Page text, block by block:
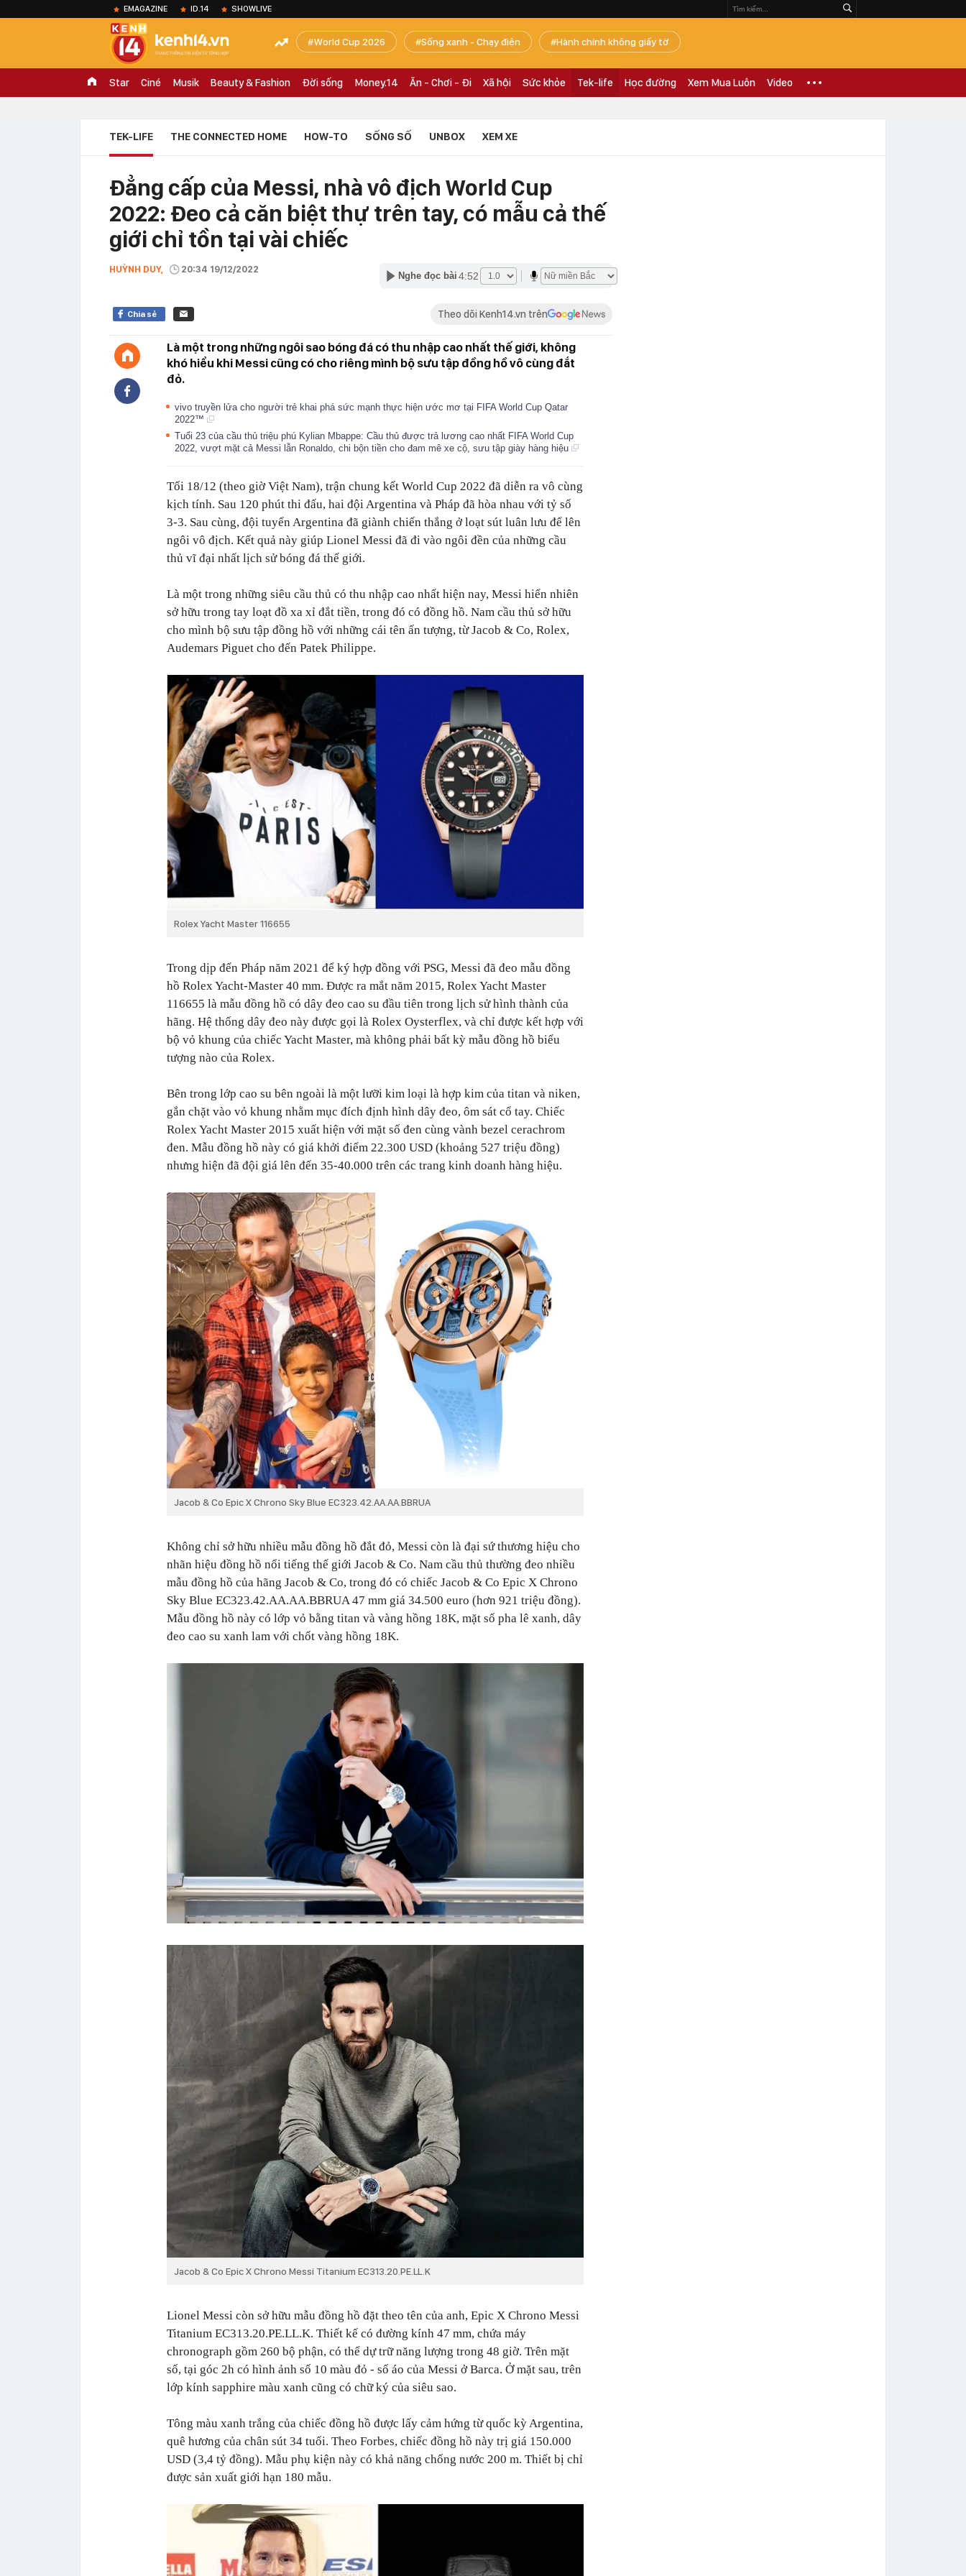
EMAGAZINE ID.14 SHOWLIVE
World Cup 2026 Sống xanh - Chạy điện Hành chính không giấy tờ
Star Ciné Musik Beauty & Fashion Đời sống Money.14 Ăn - Chơi - Đi Xã hội Sức khỏe Tek-life Học đường Xem Mua Luôn Video
TEK-LIFE THE CONNECTED HOME HOW-TO SỐNG SỐ UNBOX XEM XE
Đẳng cấp của Messi, nhà vô địch World Cup
2022: Đeo cả căn biệt thự trên tay, có mẫu cả thế
giới chỉ tồn tại vài chiếc
HUỲNH DUY, 20:34 19/12/2022
Nghe đọc bài 4:52
Chia sẻ Theo dõi Kenh14.vn trên
Là một trong những ngôi sao bóng đá có thu nhập cao nhất thế giới, không
khó hiểu khi Messi cũng có cho riêng mình bộ sưu tập đồng hồ vô cùng đắt
đỏ.
vivo truyền lửa cho người trẻ khai phá sức mạnh thực hiện ước mơ tại FIFA World Cup Qatar
2022™
Tuổi 23 của cầu thủ triệu phú Kylian Mbappe: Cầu thủ được trả lương cao nhất FIFA World Cup
2022, vượt mặt cả Messi lẫn Ronaldo, chi bộn tiền cho đam mê xe cộ, sưu tập giày hàng hiệu
Tối 18/12 (theo giờ Việt Nam), trận chung kết World Cup 2022 đã diễn ra vô cùng
kịch tính. Sau 120 phút thi đấu, hai đội Argentina và Pháp đã hòa nhau với tỷ số
3-3. Sau cùng, đội tuyển Argentina đã giành chiến thắng ở loạt sút luân lưu để lên
ngôi vô địch. Kết quả này giúp Lionel Messi đã đi vào ngôi đền của những cầu
thủ vĩ đại nhất lịch sử bóng đá thế giới.
Là một trong những siêu cầu thủ có thu nhập cao nhất hiện nay, Messi hiển nhiên
sở hữu trong tay loạt đồ xa xỉ đắt tiền, trong đó có đồng hồ. Nam cầu thủ sở hữu
cho mình bộ sưu tập đồng hồ với những cái tên ấn tượng, từ Jacob & Co, Rolex,
Audemars Piguet cho đến Patek Philippe.
Rolex Yacht Master 116655
Trong dịp đến Pháp năm 2021 để ký hợp đồng với PSG, Messi đã đeo mẫu đồng
hồ Rolex Yacht-Master 40 mm. Được ra mắt năm 2015, Rolex Yacht Master
116655 là mẫu đồng hồ có dây đeo cao su đầu tiên trong lịch sử hình thành của
hãng. Hệ thống dây đeo này được gọi là Rolex Oysterflex, và chỉ được kết hợp với
bộ vỏ khung của chiếc Yacht Master, mà không phải bất kỳ mẫu đồng hồ biểu
tượng nào của Rolex.
Bên trong lớp cao su bên ngoài là một lưỡi kim loại là hợp kim của titan và niken,
gắn chặt vào vỏ khung nhằm mục đích định hình dây đeo, ôm sát cổ tay. Chiếc
Rolex Yacht Master 2015 xuất hiện với mặt số đen cùng vành bezel cerachrom
đen. Mẫu đồng hồ này có giá khởi điểm 22.300 USD (khoảng 527 triệu đồng)
nhưng hiện đã đội giá lên đến 35-40.000 trên các trang kinh doanh hàng hiệu.
Jacob & Co Epic X Chrono Sky Blue EC323.42.AA.AA.BBRUA
Không chỉ sở hữu nhiều mẫu đồng hồ đắt đỏ, Messi còn là đại sứ thương hiệu cho
nhãn hiệu đồng hồ nổi tiếng thế giới Jacob & Co. Nam cầu thủ thường đeo nhiều
mẫu đồng hồ của hãng Jacob & Co, trong đó có chiếc Jacob & Co Epic X Chrono
Sky Blue EC323.42.AA.AA.BBRUA 47 mm giá 34.500 euro (hơn 921 triệu đồng).
Mẫu đồng hồ này có lớp vỏ bằng titan và vàng hồng 18K, mặt số pha lê xanh, dây
đeo cao su xanh lam với chốt vàng hồng 18K.
Jacob & Co Epic X Chrono Messi Titanium EC313.20.PE.LL.K
Lionel Messi còn sở hữu mẫu đồng hồ đặt theo tên của anh, Epic X Chrono Messi
Titanium EC313.20.PE.LL.K. Thiết kế có đường kính 47 mm, chứa máy
chronograph gồm 260 bộ phận, có thể dự trữ năng lượng trong 48 giờ. Trên mặt
số, tại góc 2h có hình ảnh số 10 màu đỏ - số áo của Messi ở Barca. Ở mặt sau, trên
lớp kính sapphire màu xanh cũng có chữ ký của siêu sao.
Tông màu xanh trắng của chiếc đồng hồ được lấy cảm hứng từ quốc kỳ Argentina,
quê hương của chân sút 34 tuổi. Theo Forbes, chiếc đồng hồ này trị giá 150.000
USD (3,4 tỷ đồng). Mẫu phụ kiện này có khả năng chống nước 200 m. Thiết bị chỉ
được sản xuất giới hạn 180 mẫu.